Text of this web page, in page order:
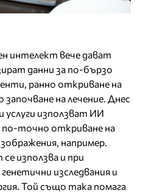
интелект вече дават
данни за по-бързо
ранно откриване на
започване на лечение. Днес
услуги използват ИИ
по-точно откриване на
например.
използва и при
изследвания и
Той също така помага